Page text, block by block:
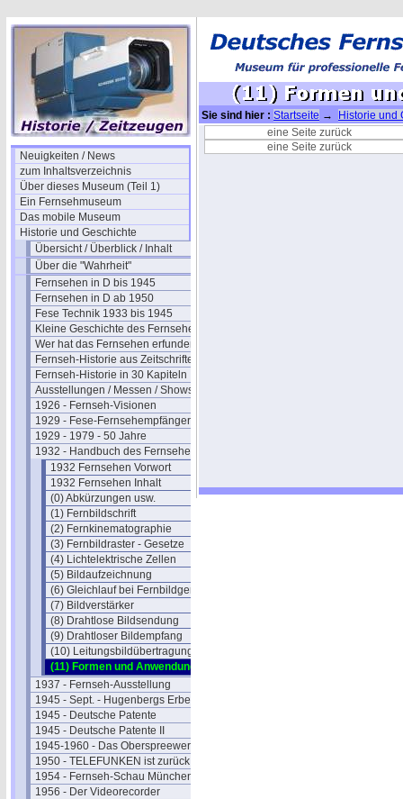
Neuigkeiten / News
zum Inhaltsverzeichnis
Über dieses Museum (Teil 1)
Ein Fernsehmuseum
Das mobile Museum
Historie und Geschichte
Übersicht / Überblick / Inhalt
Über die "Wahrheit"
Fernsehen in D bis 1945
Fernsehen in D ab 1950
Fese Technik 1933 bis 1945
Kleine Geschichte des Fernsehens
Wer hat das Fernsehen erfunden?
Fernseh-Historie aus Zeitschriften
Fernseh-Historie in 30 Kapiteln
Ausstellungen / Messen / Shows
1926 - Fernseh-Visionen
1929 - Fese-Fernsehempfänger
1929 - 1979 - 50 Jahre
1932 - Handbuch des Fernsehens
1932 Fernsehen Vorwort
1932 Fernsehen Inhalt
(0) Abkürzungen usw.
(1) Fernbildschrift
(2) Fernkinematographie
(3) Fernbildraster - Gesetze
(4) Lichtelektrische Zellen
(5) Bildaufzeichnung
(6) Gleichlauf bei Fernbildgeräten
(7) Bildverstärker
(8) Drahtlose Bildsendung
(9) Drahtloser Bildempfang
(10) Leitungsbildübertragung
(11) Formen und Anwendungen
1937 - Fernseh-Ausstellung
1945 - Sept. - Hugenbergs Erbe
1945 - Deutsche Patente
1945 - Deutsche Patente II
1945-1960 - Das Oberspreewerk
1950 - TELEFUNKEN ist zurück
1954 - Fernseh-Schau München
1956 - Der Videorecorder
Sie sind hier : Startseite →
Historie und
und Anwendungeneine Seite zurück
eine Seite zurück